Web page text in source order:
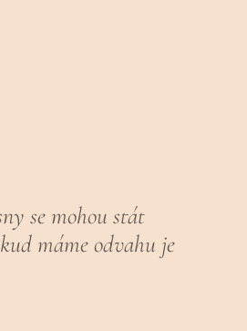
se mohou stát
máme odvahu je